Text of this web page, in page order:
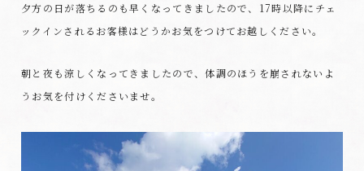
夕方の日が落ちるのも早くなってきましたので、17時以降にチェ
ックインされるお客様はどうかお気をつけてお越しください。
朝と夜も涼しくなってきましたので、体調のほうを崩されないよ
うお気を付けくださいませ。